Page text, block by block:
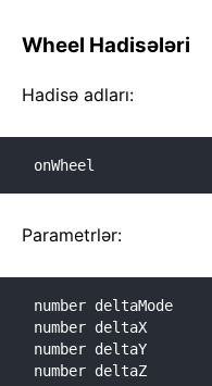
Wheel Hadisələri
Hadisə adları:
onWheel
Parametrlər:
number deltaMode
number deltaX
number deltaY
number deltaZ